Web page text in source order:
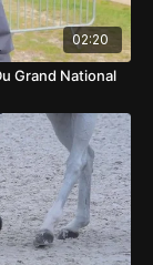
02:20
Grand National